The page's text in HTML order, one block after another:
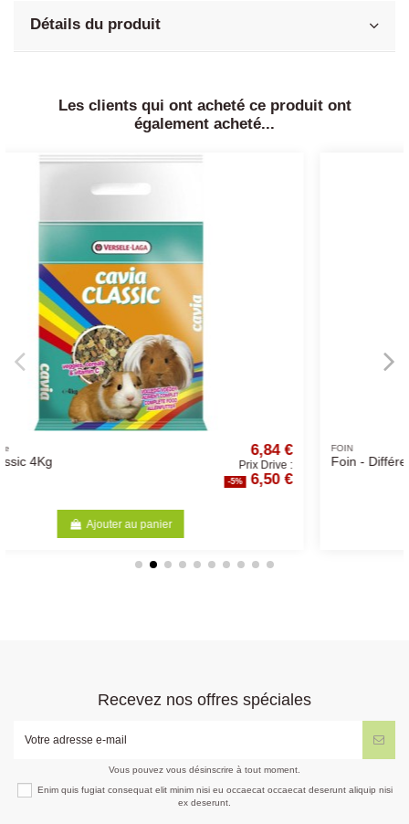
Détails du produit
Les clients qui ont acheté ce produit ont
également acheté...
€
: Prix Drive
Recevez nos offres spéciales
Vous pouvez vous désinscrire à tout moment.
Enim quis fugiat consequat elit minim nisi eu occaecat occaecat deserunt aliquip nisi
ex deserunt.